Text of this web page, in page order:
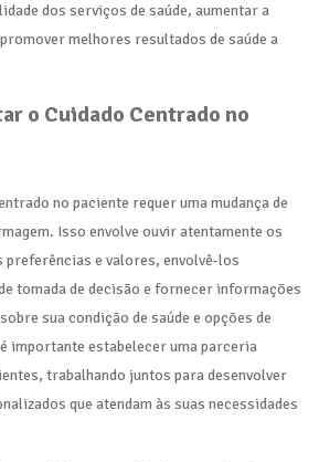
dos serviços de saúde, aumentar a
melhores resultados de saúde a
o Cuidado Centrado no
no paciente requer uma mudança de
Isso envolve ouvir atentamente os
e valores, envolvê-los
tomada de decisão e fornecer informações
sua condição de saúde e opções de
importante estabelecer uma parceria
trabalhando juntos para desenvolver
que atendam às suas necessidades